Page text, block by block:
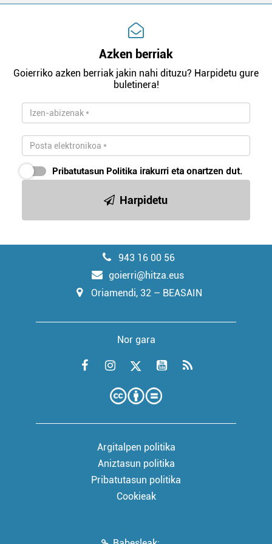
Azken berriak
Goierriko azken berriak jakin nahi dituzu? Harpidetu gure
buletinera!
Pribatutasun Politika irakurri eta onartzen dut.
Harpidetu
943 16 00 56
goierri@hitza.eus
Oriamendi, 32 – BEASAIN
Nor gara
Argitalpen politika
Aniztasun politika
Pribatutasun politika
Cookieak